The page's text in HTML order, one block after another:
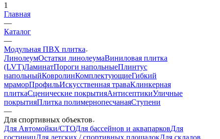
1
Главная
—
Каталог
—
Модульная ПВХ плитка
ЛинолеумОстатки линолеумаВиниловая плитка
(LVT)ЛаминатПороги напольныеПлинтус
напольныйКовролинКомплектующиеГибкий
мраморПрофильИскусственная траваКлинкерная
плиткаСценические покрытияАнтисептикиУличные
покрытияПлитка полимернопесчанаяСтупени
—
Для спортивных объектов
Для Автомойки/СТОДля бассейнов и аквапарковДля
гостиницДля детских / спортивных площадокДля складов,